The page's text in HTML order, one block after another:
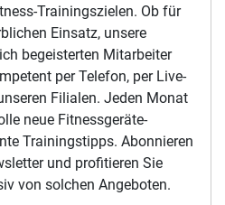
Trainingszielen. Ob für
Einsatz, unsere
begeisterten Mitarbeiter
per Telefon, per Live-
Filialen. Jeden Monat
neue Fitnessgeräte-
Trainingstipps. Abonnieren
und profitieren Sie
von solchen Angeboten.